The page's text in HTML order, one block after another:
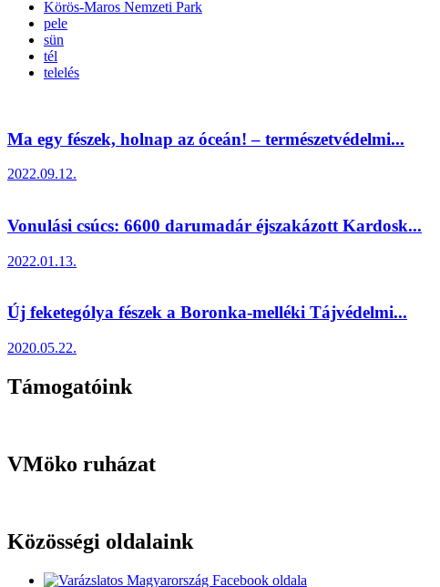
Körös-Maros Nemzeti Park
pele
sün
tél
telelés
Ma egy fészek, holnap az óceán! – természetvédelmi...
2022.09.12.
Vonulási csúcs: 6600 darumadár éjszakázott Kardosk...
2022.01.13.
Új feketególya fészek a Boronka-melléki Tájvédelmi...
2020.05.22.
Támogatóink
VMöko ruházat
Közösségi oldalaink